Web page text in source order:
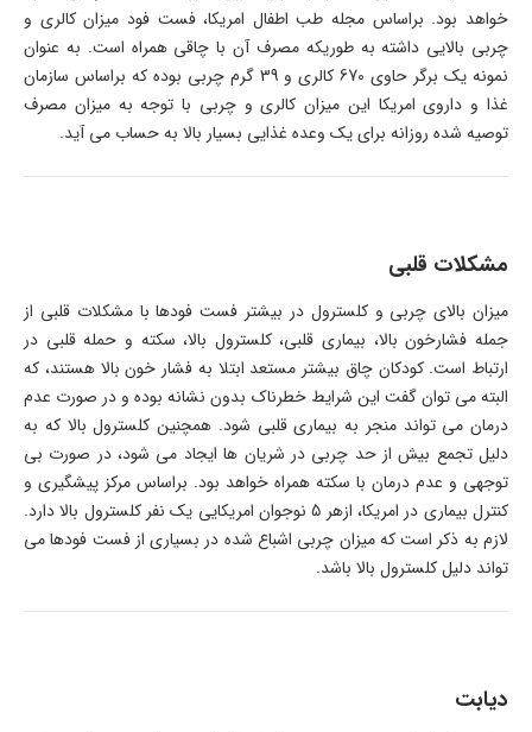
خواهد بود. براساس مجله طب اطفال امریکا، فست فود میزان کالری و
چربی بالایی داشته به طوریکه مصرف آن با چاقی همراه است. به عنوان
نمونه یک برگر حاوی 670 کالری و 39 گرم چربی بوده که براساس سازمان
غذا و داروی امریکا این میزان کالری و چربی با توجه به میزان مصرف
توصیه شده روزانه برای یک وعده غذایی بسیار بالا به حساب می آید.
مشکلات قلبی
میزان بالای چربی و کلسترول در بیشتر فست فودها با مشکلات قلبی از
جمله فشارخون بالا، بیماری قلبی، کلسترول بالا، سکته و حمله قلبی در
ارتباط است. کودکان چاق بیشتر مستعد ابتلا به فشار خون بالا هستند، که
البته می توان گفت این شرایط خطرناک بدون نشانه بوده و در صورت عدم
درمان می تواند منجر به بیماری قلبی شود. همچنین کلسترول بالا که به
دلیل تجمع بیش از حد چربی در شریان ها ایجاد می شود، در صورت بی
توجهی و عدم درمان با سکته همراه خواهد بود. براساس مرکز پیشگیری و
کنترل بیماری در امریکا، ازهر 5 نوجوان امریکایی یک نفر کلسترول بالا دارد.
لازم به ذکر است که میزان چربی اشباع شده در بسیاری از فست فودها می
تواند دلیل کلسترول بالا باشد.
دیابت